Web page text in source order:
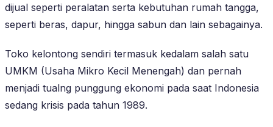
dijual seperti peralatan serta kebutuhan rumah tangga,
seperti beras, dapur, hingga sabun dan lain sebagainya.
Toko kelontong sendiri termasuk kedalam salah satu
UMKM (Usaha Mikro Kecil Menengah) dan pernah
menjadi tualng punggung ekonomi pada saat Indonesia
sedang krisis pada tahun 1989.